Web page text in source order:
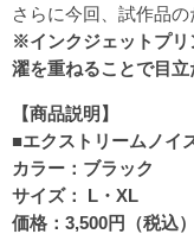
さらに今回、試作品
※インクジェットプリ
濯を重ねることで目立
【商品説明】
■エクストリームノイ
カラー：ブラック
サイズ： L・XL
価格：3,500円（税込）